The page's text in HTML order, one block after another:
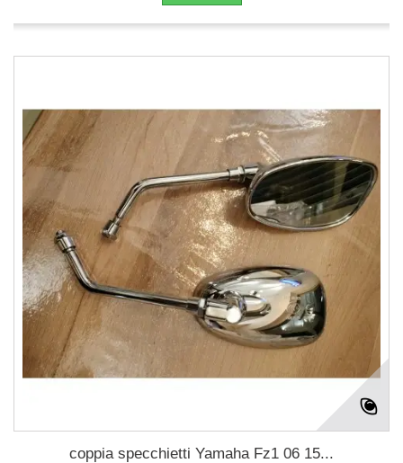
coppia specchietti Yamaha Fz1 06 15...